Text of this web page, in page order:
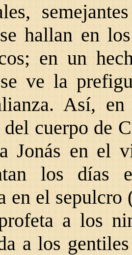
hallan en
en un
ve la
Así,
cuerpo de
Jonás en el
los días
en el
a los
a los